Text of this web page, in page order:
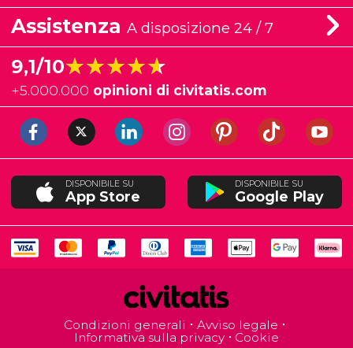
Assistenza A disposizione 24 / 7
9,1/10★★★★★
★★★★★
+5.000.000 opinioni di civitatis.com
DISPONIBILE SU
App Store
DISPONIBILE SU
Google Play
Condizioni generali
Avviso legale
Informativa sulla privacy
Cookie